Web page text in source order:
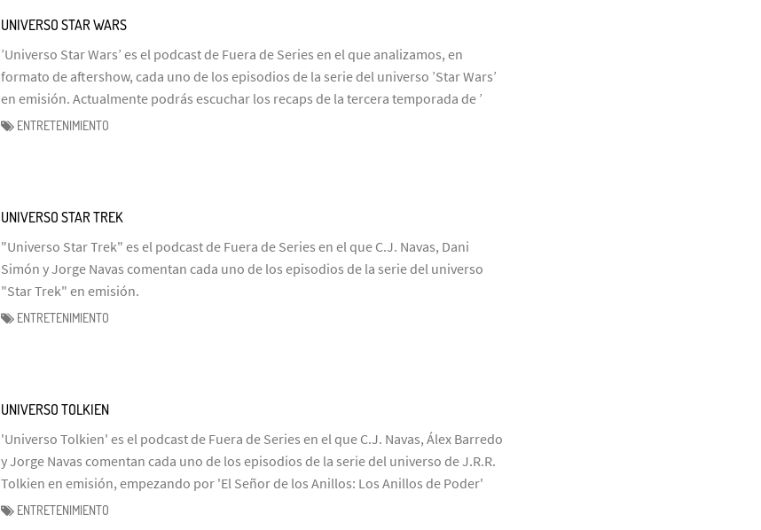
UNIVERSO STAR WARS
’Universo Star Wars’ es el podcast de Fuera de Series en el que analizamos, en
formato de aftershow, cada uno de los episodios de la serie del universo ’Star Wars’
en emisión. Actualmente podrás escuchar los recaps de la tercera temporada de ’
ENTRETENIMIENTO
UNIVERSO STAR TREK
"Universo Star Trek" es el podcast de Fuera de Series en el que C.J. Navas, Dani
Simón y Jorge Navas comentan cada uno de los episodios de la serie del universo
"Star Trek" en emisión.
ENTRETENIMIENTO
UNIVERSO TOLKIEN
'Universo Tolkien' es el podcast de Fuera de Series en el que C.J. Navas, Álex Barredo
y Jorge Navas comentan cada uno de los episodios de la serie del universo de J.R.R.
Tolkien en emisión, empezando por 'El Señor de los Anillos: Los Anillos de Poder'
ENTRETENIMIENTO